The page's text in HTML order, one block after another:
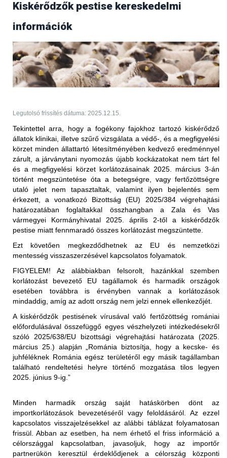
Kiskérődzők pestise kereskedelmi
információk
Legutolsó frissítés dátuma: 2025.12.15.
Tekintettel arra, hogy a fogékony fajokhoz tartozó kiskérődző
állatok klinikai, illetve szűrő vizsgálata a védő-, és a megfigyelési
körzet minden állattartó létesítményében kedvező eredménnyel
zárult, a járványtani nyomozás újabb kockázatokat nem tárt fel
és a megfigyelési körzet korlátozásainak 2025. március 3-án
történt megszüntetése óta a betegségre, vagy fertőzöttségre
utaló jelet nem tapasztaltak, valamint ilyen bejelentés sem
érkezett, a vonatkozó Bizottság (EU) 2025/384 végrehajtási
határozatában foglaltakkal összhangban a Zala és Vas
vármegyei Kormányhivatal 2025. április 2-től a kiskérődzők
pestise miatt fennmaradó összes korlátozást megszüntette.
Ezt követően megkezdődhetnek az EU és nemzetközi
mentesség visszaszerzésével kapcsolatos folyamatok.
FIGYELEM! Az alábbiakban felsorolt, hazánkkal szemben
korlátozást bevezető EU tagállamok és harmadik országok
esetében továbbra is érvényben vannak a korlátozások
mindaddig, amíg az adott ország nem jelzi ennek ellenkezőjét.
A kiskérődzők pestisének vírusával való fertőzöttség romániai
előfordulásával összefüggő egyes vészhelyzeti intézkedésekről
szóló 2025/638/EU bizottsági végrehajtási határozata (2025.
március 25.) alapján „Románia biztosítja, hogy a kecske- és
juhféléknek Románia egész területéről egy másik tagállamban
található rendeltetési helyre történő mozgatása tilos legyen
2025. június 9-ig.”
Minden harmadik ország saját hatáskörben dönt az
importkorlátozások bevezetéséről vagy feloldásáról. Az ezzel
kapcsolatos visszajelzésekkel az alábbi táblázat folyamatosan
frissül. Abban az esetben, ha nem érhető el friss információ a
célországgal kapcsolatban, javasoljuk, hogy az importőr
partnerükön keresztül érdeklődjenek a célország központi
Korlátozott terület:
Magyarország teljes területe (2025.01.29-én érkezett
értesítés alapján)
Korlátozott állat/ termék:
2025.01.29-től kezdődően:
Az Egyesült Királyság ideiglenes korlátozásokat
vezetett be Magyarország teljes területéről Nagy-
behozatalára. A korlátozás kiterjed:
- élő juh- és kecskék
- juhok és kecskék szaporítóanyagai (sperma,
embriók, petesejtek)
- juh- és kecsketej és nyers tejtermékek
- juh és kecske termékek személyes, utasforgalmi
Frissítés (2025.09.17.)
Az Egyesült Arab Emírségek állategészségügyi
hatóságától 2025. szeptember 17-én érkezett
tájékoztatás értelmében több bejelentésköteles
betegség kapcsán isfeloldottáka korábban elrendelt
kereskedelmi tiltást.
PPR - nem hőkezelt juh-, kecske- és
Korlátozott terület:
Magyarország teljes területe (2025.05.27-én érkezett
értesítés alapján)
Korlátozott állat/ termék:
vörös hús és az abból készült termékek (juh és kecske),
valamint a nem hőkezelt tej és az abból készült termékek
(juh és kecske) Magyarországról történő behozatalára
vonatkozóan; ez a 2025. január 5. után előállított
szállítmányokra vonatkozik
a nem hőkezelt vörös hús és az abból készült termékek
(juh- és kecskehús) behozatala a nem fertőzött
szerint) megengedett, feltéve, hogy az exportáló ország
illetékes hatóságai állategészségügyi bizonyítványban
igazolják az alábbiakat:
"Az élő állatok, amelyekből a hús származik, az
Állategészségügyi Világszervezet (WOAH) által
elismert PPR-mentes övezetből származnak,".
vagy
"Az élő állatok, amelyekből a hús származik, a
klinikai tüneteit."
a nem hőkezelt (juh- és kecske)tej és az abból készült
termékek behozatala a nem fertőzött területekről (az első
közigazgatási egység "vármegye" szerint) megengedett,
feltéve, hogy az exportáló ország illetékes hatóságai
Korlátozott terület: